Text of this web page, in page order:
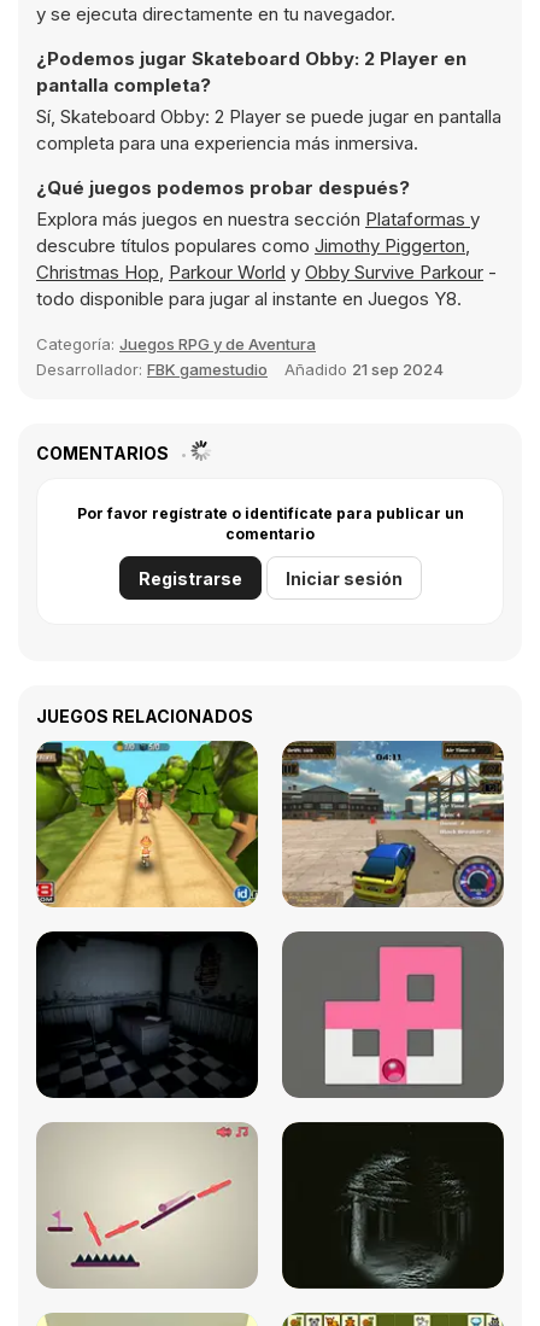
y se ejecuta directamente en tu navegador.
¿Podemos jugar Skateboard Obby: 2 Player en
pantalla completa?
Sí, Skateboard Obby: 2 Player se puede jugar en pantalla
completa para una experiencia más inmersiva.
¿Qué juegos podemos probar después?
Explora más juegos en nuestra sección Plataformas y
descubre títulos populares como Jimothy Piggerton,
Christmas Hop, Parkour World y Obby Survive Parkour -
todo disponible para jugar al instante en Juegos Y8.
Categoría: Juegos RPG y de Aventura
Desarrollador: FBK gamestudio Añadido 21 sep 2024
COMENTARIOS
Por favor regístrate o identifícate para publicar un
comentario
Registrarse Iniciar sesión
JUEGOS RELACIONADOS